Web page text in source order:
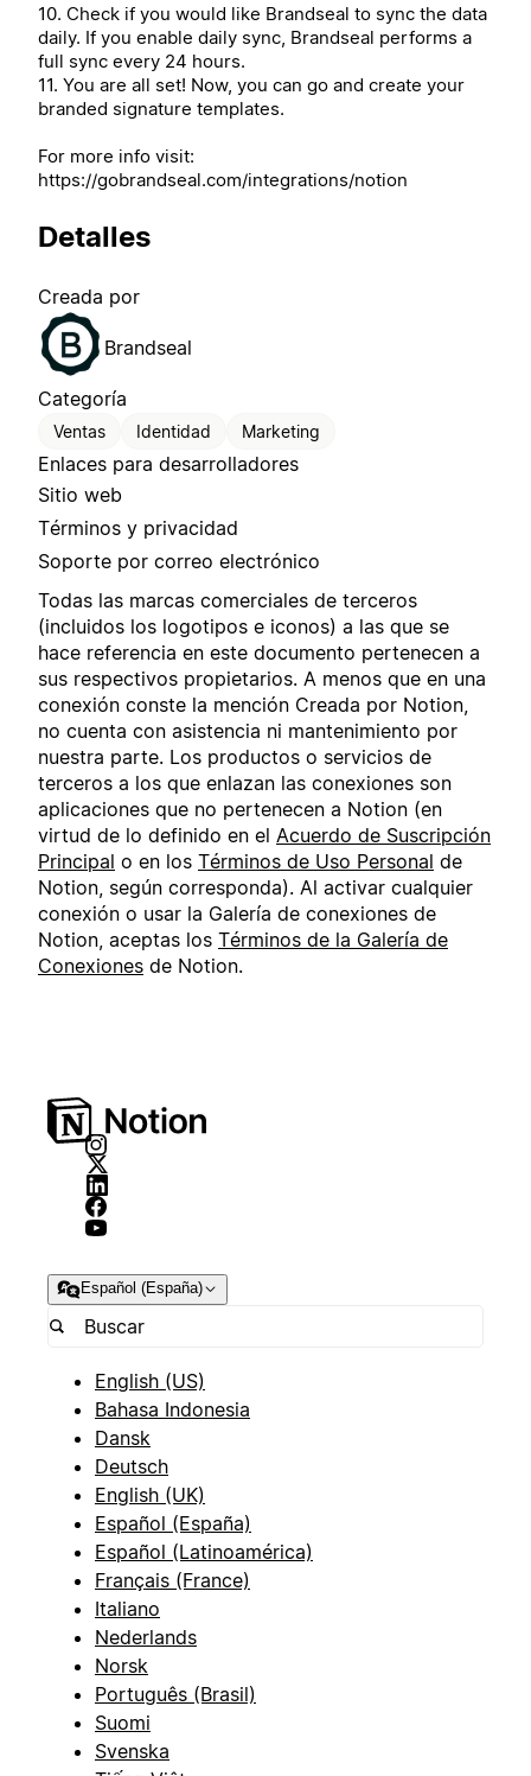
10. Check if you would like Brandseal to sync the data
daily. If you enable daily sync, Brandseal performs a
full sync every 24 hours.
11. You are all set! Now, you can go and create your
branded signature templates.
For more info visit:
https://gobrandseal.com/integrations/notion
Detalles
Creada por
Brandseal
Categoría
Ventas Identidad Marketing
Enlaces para desarrolladores
Sitio web
Términos y privacidad
Soporte por correo electrónico
Todas las marcas comerciales de terceros
(incluidos los logotipos e iconos) a las que se
hace referencia en este documento pertenecen a
sus respectivos propietarios. A menos que en una
conexión conste la mención Creada por Notion,
no cuenta con asistencia ni mantenimiento por
nuestra parte. Los productos o servicios de
terceros a los que enlazan las conexiones son
aplicaciones que no pertenecen a Notion (en
virtud de lo definido en el Acuerdo de Suscripción
Principal o en los Términos de Uso Personal de
Notion, según corresponda). Al activar cualquier
conexión o usar la Galería de conexiones de
Notion, aceptas los Términos de la Galería de
Conexiones de Notion.
Español (España)
English (US)
Bahasa Indonesia
Dansk
Deutsch
English (UK)
Español (España)
Español (Latinoamérica)
Français (France)
Italiano
Nederlands
Norsk
Português (Brasil)
Suomi
Svenska